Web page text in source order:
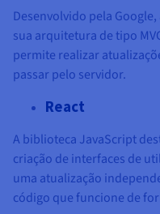
Desenvolvido pela
sua arquitetura de tipo
permite realizar
passar pelo servidor.
React
A biblioteca JavaScript
criação de interfaces de
uma atualização
código que funcione de